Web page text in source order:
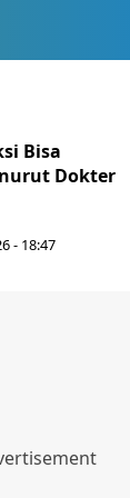
Bisa
Dokter
- 18:47